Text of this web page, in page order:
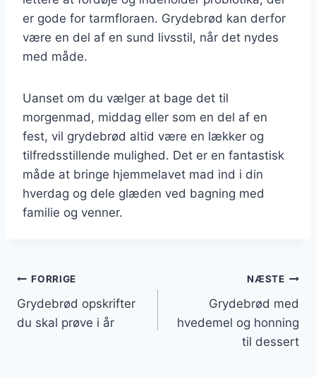
er gode for tarmfloraen. Grydebrød kan derfor
være en del af en sund livsstil, når det nydes
med måde.
Uanset om du vælger at bage det til
morgenmad, middag eller som en del af en
fest, vil grydebrød altid være en lækker og
tilfredsstillende mulighed. Det er en fantastisk
måde at bringe hjemmelavet mad ind i din
hverdag og dele glæden ved bagning med
familie og venner.
Indlægsnavigation
FORRIGE
Grydebrød opskrifter
du skal prøve i år
NÆSTE
Grydebrød med
hvedemel og honning
til dessert